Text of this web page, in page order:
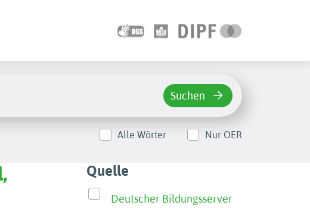
Suchen
Alle Wörter
Nur OER
Quelle
Deutscher Bildungsserver